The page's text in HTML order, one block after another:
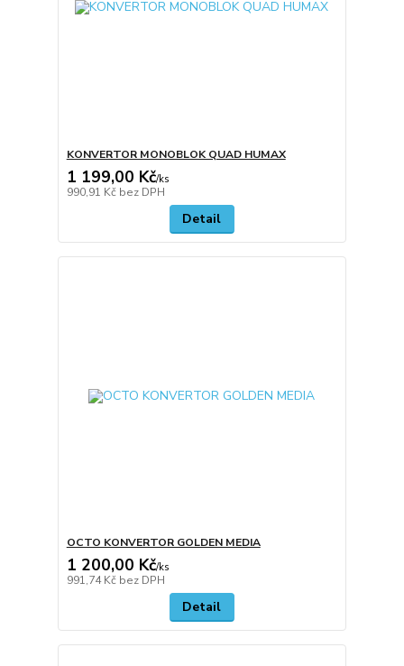
KONVERTOR MONOBLOK QUAD HUMAX
1 199,00 Kč/ks
990,91 Kč bez DPH
Detail
OCTO KONVERTOR GOLDEN MEDIA
1 200,00 Kč/ks
991,74 Kč bez DPH
Detail